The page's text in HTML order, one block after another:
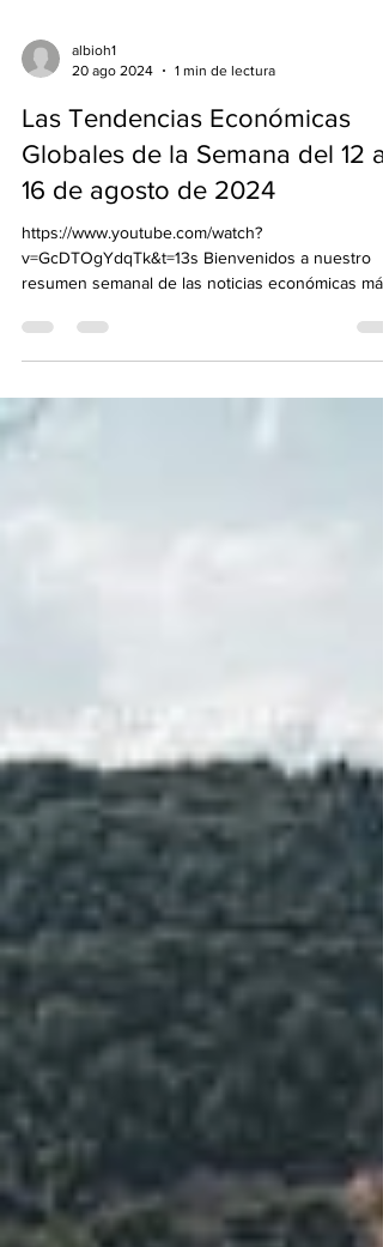
albioh1
20 ago 2024
1 min de lectura
Las Tendencias Económicas
Globales de la Semana del 12 al
16 de agosto de 2024
v=GcDTOgYdqTk&t=13s Bienvenidos a nuestro